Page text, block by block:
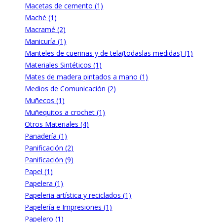
Macetas de cemento (1)
Maché (1)
Macramé (2)
Manicuría (1)
Manteles de cuerinas y de tela(todaslas medidas) (1)
Materiales Sintéticos (1)
Mates de madera pintados a mano (1)
Medios de Comunicación (2)
Muñecos (1)
Muñequitos a crochet (1)
Otros Materiales (4)
Panadería (1)
Panificación (2)
Panificación (9)
Papel (1)
Papelera (1)
Papeleria artística y reciclados (1)
Papelería e Impresiones (1)
Papelero (1)